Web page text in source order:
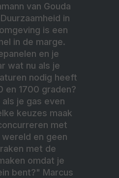
van Gouda
in
is een
in de marge.
en je
wat nu als je
nodig heeft
en 1700 graden?
je gas even
keuzes maak
met
en geen
met de
omdat je
bent?" Marcus